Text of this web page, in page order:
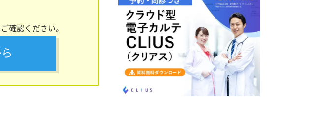
確認ください。